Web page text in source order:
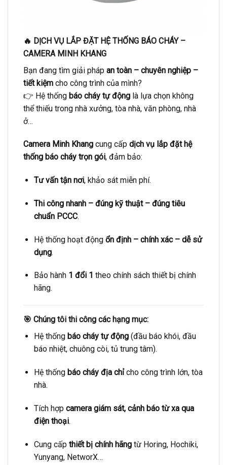
🔥 DỊCH VỤ LẮP ĐẶT HỆ THỐNG BÁO CHÁY –
CAMERA MINH KHANG
Bạn đang tìm giải pháp an toàn – chuyên nghiệp –
tiết kiệm cho công trình của mình?
👉 Hệ thống báo cháy tự động là lựa chọn không
thể thiếu trong nhà xưởng, tòa nhà, văn phòng, nhà
ở…
Camera Minh Khang cung cấp dịch vụ lắp đặt hệ
thống báo cháy trọn gói, đảm bảo:
Tư vấn tận nơi, khảo sát miễn phí.
Thi công nhanh – đúng kỹ thuật – đúng tiêu
chuẩn PCCC.
Hệ thống hoạt động ổn định – chính xác – dễ sử
dụng.
Bảo hành 1 đổi 1 theo chính sách thiết bị chính
hãng.
🎯 Chúng tôi thi công các hạng mục:
Hệ thống báo cháy tự động(đầu báo khói, đầu
báo nhiệt, chuông còi, tủ trung tâm).
Hệ thống báo cháy địa chỉcho công trình lớn, tòa
nhà.
Tích hợp camera giám sát, cảnh báo từ xa qua
điện thoại.
Cung cấp thiết bị chính hãngtừ Horing, Hochiki,
Yunyang, NetworX…